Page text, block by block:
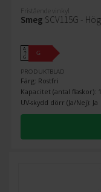
Fristående vinkyl
Smeg SCV115G -
A
↑
G
G
PRODUKTBLAD
Färg: Rostfri
Kapacitet (antal flaskor):
UV-skydd dörr (Ja/Nej): Ja